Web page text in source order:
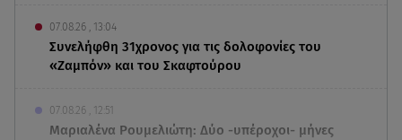
07.08.26 , 13:04
Συνελήφθη 31χρονος για τις δολοφονίες του
«Ζαμπόν» και του Σκαφτούρου
07.08.26 , 12:51
Μαριαλένα Ρουμελιώτη: Δύο -υπέροχοι- μήνες